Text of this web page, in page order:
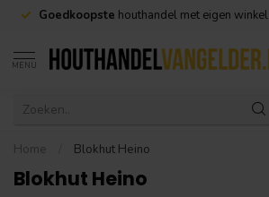
Goedkoopste houthandel met eigen winkel
MENU
Home Blokhut Heino
Blokhut Heino